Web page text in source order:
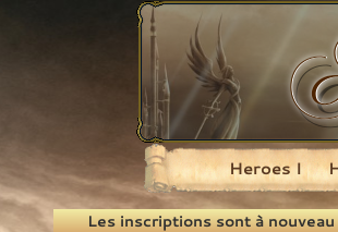
Recherche
Heroes I
Les inscriptions sont à